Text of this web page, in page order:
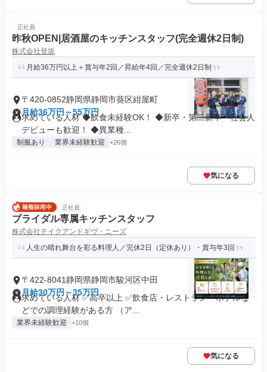
正社員
昨秋OPEN|居酒屋のキッチンスタッフ(完全週休2日制)
株式会社登坂
月給36万円以上＋賞与年2回／昇給年4回／完全週休2日制
〒420-0852静岡県静岡市葵区紺屋町
月給36万円～55万円
求めている人材 ◆飲食未経験OK！ ◆新卒・第二新卒・社会人
デビューも歓迎！ ◆異業種...
制服あり 業界未経験歓迎 +26個
気になる
正社員
ブライダル専属キッチンスタッフ
株式会社テイクアンドギヴ・ニーズ
人生の晴れ舞台を彩る料理人／完休2日（定休あり）・賞与年3回
〒422-8041静岡県静岡市駿河区中田
月給30万円～35万円
求めている人材 ✅高卒以上 ✅飲食店・レストラン・ホテルな
どでの調理経験がある方 （ア...
業界未経験歓迎 +10個
気になる